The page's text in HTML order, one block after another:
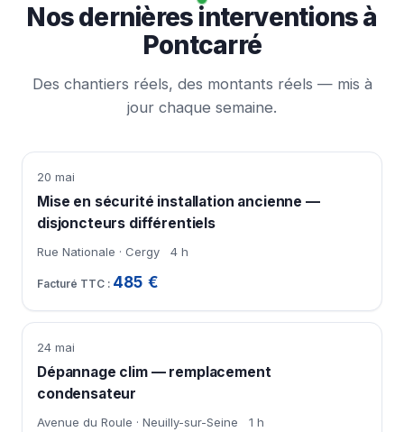
Nos dernières interventions à
Pontcarré
Des chantiers réels, des montants réels — mis à
jour chaque semaine.
20 mai
Mise en sécurité installation ancienne —
disjoncteurs différentiels
Rue Nationale · Cergy 4 h
485 €
24 mai
Dépannage clim — remplacement
condensateur
Avenue du Roule · Neuilly-sur-Seine 1 h